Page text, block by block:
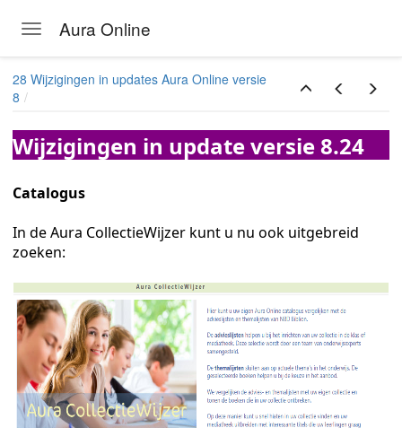
Toggle navigation
Aura Online
28 Wijzigingen in updates Aura Online versie
8
Wijzigingen in update versie 8.24
Catalogus
In de Aura CollectieWijzer kunt u nu ook uitgebreid
zoeken: